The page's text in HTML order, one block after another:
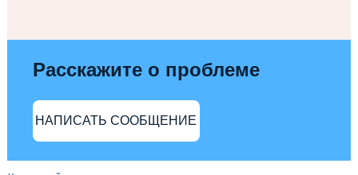
Расскажите о проблеме
НАПИСАТЬ СООБЩЕНИЕ